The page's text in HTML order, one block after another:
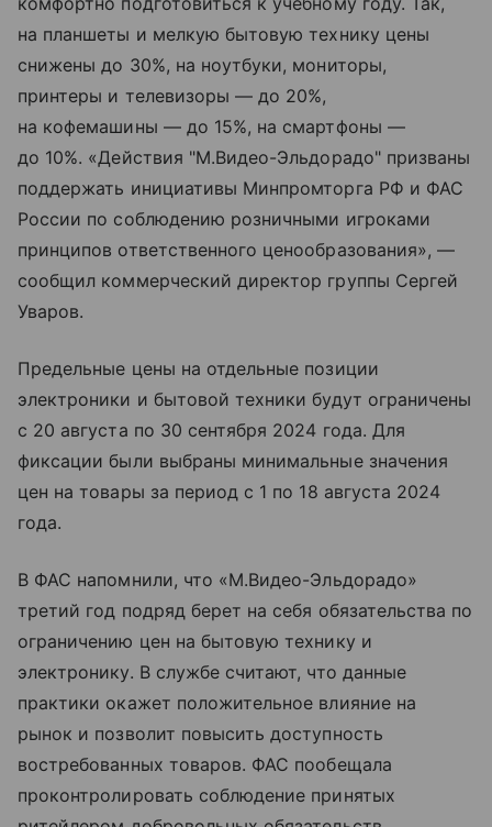
на планшеты и мелкую бытовую технику цены
снижены до 30%, на ноутбуки, мониторы,
принтеры и телевизоры — до 20%,
на кофемашины — до 15%, на смартфоны —
до 10%. «Действия "М.Видео-Эльдорадо" призваны
поддержать инициативы Минпромторга РФ и ФАС
России по соблюдению розничными игроками
принципов ответственного ценообразования», —
сообщил коммерческий директор группы Сергей
Уваров.
Предельные цены на отдельные позиции
электроники и бытовой техники будут ограничены
с 20 августа по 30 сентября 2024 года. Для
фиксации были выбраны минимальные значения
цен на товары за период с 1 по 18 августа 2024
года.
В ФАС напомнили, что «М.Видео-Эльдорадо»
третий год подряд берет на себя обязательства по
ограничению цен на бытовую технику и
электронику. В службе считают, что данные
практики окажет положительное влияние на
рынок и позволит повысить доступность
востребованных товаров. ФАС пообещала
проконтролировать соблюдение принятых